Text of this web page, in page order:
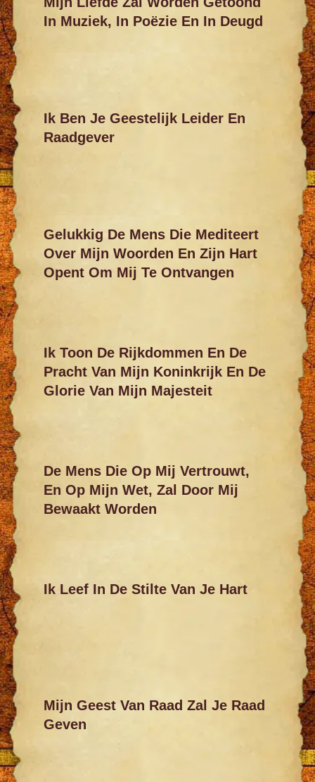
In Muziek, In Poëzie En In Deugd
Ik Ben Je Geestelijk Leider En
Raadgever
Gelukkig De Mens Die Mediteert
Over Mijn Woorden En Zijn Hart
Opent Om Mij Te Ontvangen
Ik Toon De Rijkdommen En De
Pracht Van Mijn Koninkrijk En De
Glorie Van Mijn Majesteit
De Mens Die Op Mij Vertrouwt,
En Op Mijn Wet, Zal Door Mij
Bewaakt Worden
Ik Leef In De Stilte Van Je Hart
Mijn Geest Van Raad Zal Je Raad
Geven